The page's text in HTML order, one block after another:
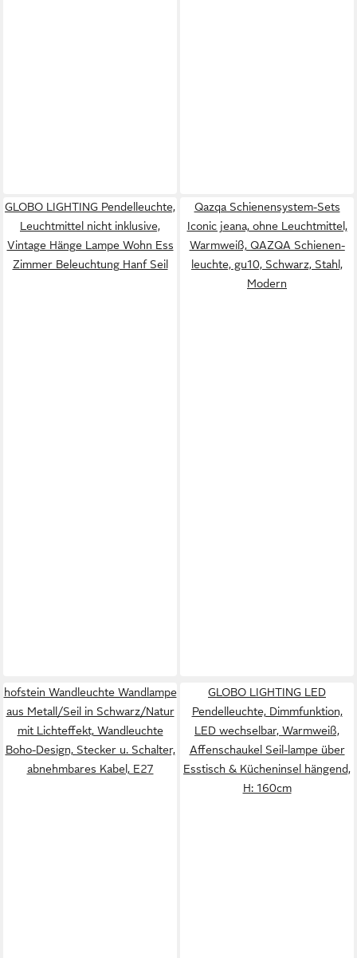
GLOBO LIGHTING Pendelleuchte,
Leuchtmittel nicht inklusive,
Vintage Hänge Lampe Wohn Ess
Zimmer Beleuchtung Hanf Seil
Qazqa Schienensystem-Sets
Iconic jeana, ohne Leuchtmittel,
Warmweiß, QAZQA Schienen­
leuchte, gu10, Schwarz, Stahl,
Modern
hofstein Wandleuchte Wandlampe
aus Metall/Seil in Schwarz/Natur
mit Lichteffekt, Wandleuchte
Boho-Design, Stecker u. Schalter,
abnehmbares Kabel, E27
GLOBO LIGHTING LED
Pendelleuchte, Dimmfunktion,
LED wechselbar, Warmweiß,
Affenschaukel Seil-lampe über
Esstisch & Kücheninsel hängend,
H: 160cm